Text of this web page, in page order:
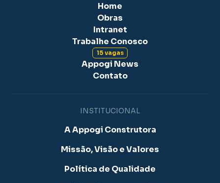
Home
Obras
Intranet
Trabalhe Conosco
15 vagas
Appogi News
Contato
INSTITUCIONAL
A Appogi Construtora
Missão, Visão e Valores
Política de Qualidade